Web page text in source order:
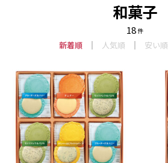
和菓子
18件
新着順 人気順 安い順